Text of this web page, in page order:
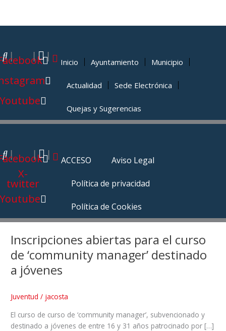
| | |
Inicio Ayuntamiento Municipio
Actualidad Sede Electrónica
Quejas y Sugerencias
|
X-
twitter
Youtube
| |
ACCESO Aviso Legal
Política de privacidad
Política de Cookies
Inscripciones abiertas para el curso
de ‘community manager’ destinado
a jóvenes
Juventud / jacosta
El curso de curso de ‘community manager’, subvencionado y
destinado a jóvenes de entre 16 y 31 años patrocinado por […]